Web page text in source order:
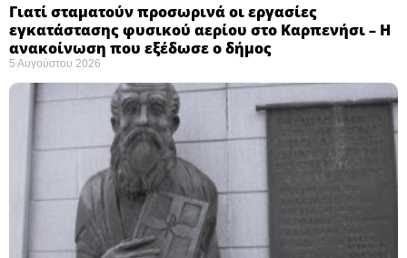
Γιατί σταματούν προσωρινά οι εργασίες
εγκατάστασης φυσικού αερίου στο Καρπενήσι – Η
ανακοίνωση που εξέδωσε ο δήμος
5 Αυγούστου 2026